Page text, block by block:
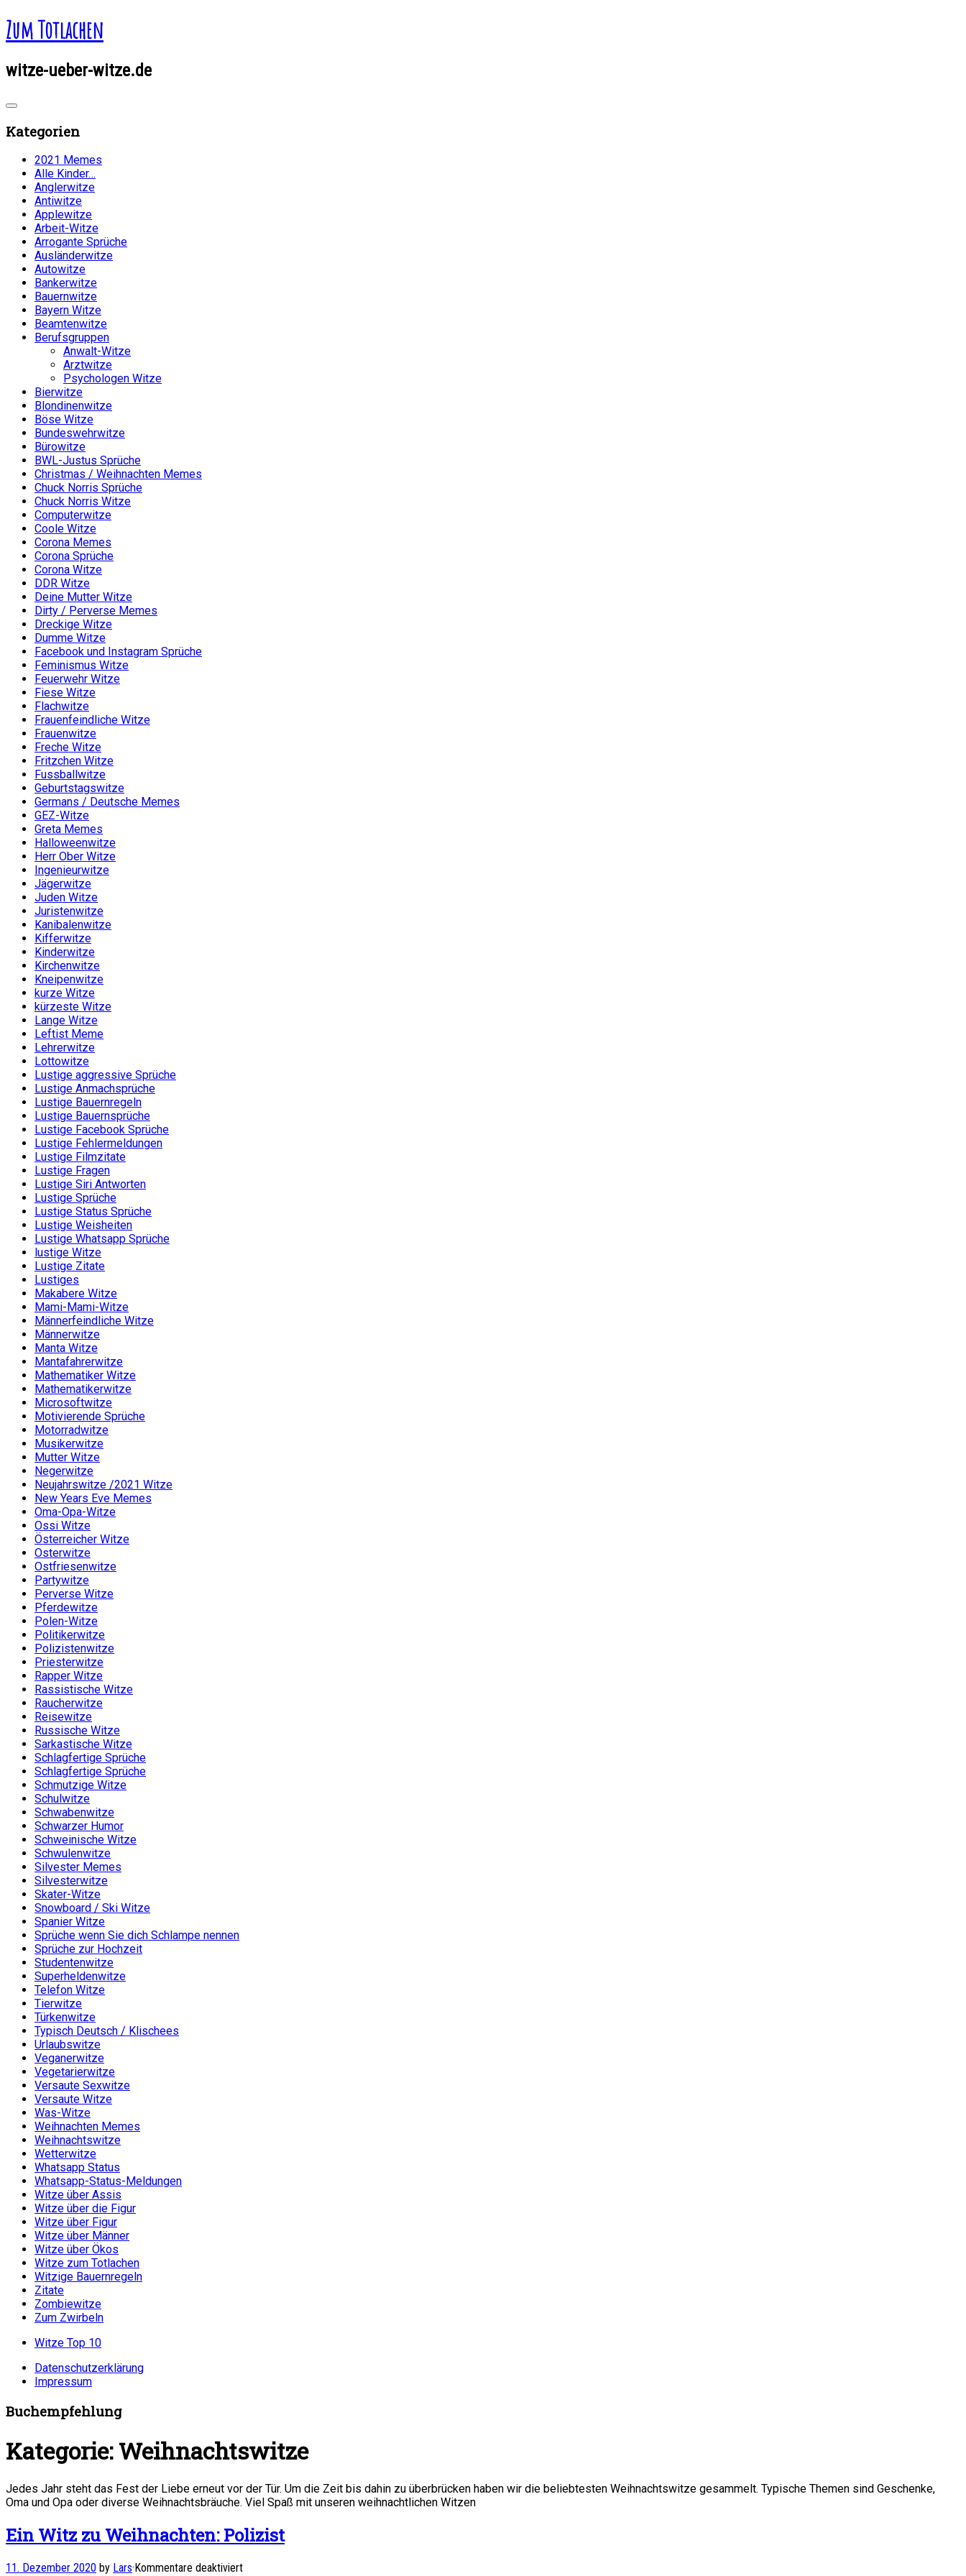
Zum Totlachen
witze-ueber-witze.de
Kategorien
2021 Memes
Alle Kinder…
Anglerwitze
Antiwitze
Applewitze
Arbeit-Witze
Arrogante Sprüche
Ausländerwitze
Autowitze
Bankerwitze
Bauernwitze
Bayern Witze
Beamtenwitze
Berufsgruppen
Anwalt-Witze
Arztwitze
Psychologen Witze
Bierwitze
Blondinenwitze
Böse Witze
Bundeswehrwitze
Bürowitze
BWL-Justus Sprüche
Christmas / Weihnachten Memes
Chuck Norris Sprüche
Chuck Norris Witze
Computerwitze
Coole Witze
Corona Memes
Corona Sprüche
Corona Witze
DDR Witze
Deine Mutter Witze
Dirty / Perverse Memes
Dreckige Witze
Dumme Witze
Facebook und Instagram Sprüche
Feminismus Witze
Feuerwehr Witze
Fiese Witze
Flachwitze
Frauenfeindliche Witze
Frauenwitze
Freche Witze
Fritzchen Witze
Fussballwitze
Geburtstagswitze
Germans / Deutsche Memes
GEZ-Witze
Greta Memes
Halloweenwitze
Herr Ober Witze
Ingenieurwitze
Jägerwitze
Juden Witze
Juristenwitze
Kanibalenwitze
Kifferwitze
Kinderwitze
Kirchenwitze
Kneipenwitze
kurze Witze
kürzeste Witze
Lange Witze
Leftist Meme
Lehrerwitze
Lottowitze
Lustige aggressive Sprüche
Lustige Anmachsprüche
Lustige Bauernregeln
Lustige Bauernsprüche
Lustige Facebook Sprüche
Lustige Fehlermeldungen
Lustige Filmzitate
Lustige Fragen
Lustige Siri Antworten
Lustige Sprüche
Lustige Status Sprüche
Lustige Weisheiten
Lustige Whatsapp Sprüche
lustige Witze
Lustige Zitate
Lustiges
Makabere Witze
Mami-Mami-Witze
Männerfeindliche Witze
Männerwitze
Manta Witze
Mantafahrerwitze
Mathematiker Witze
Mathematikerwitze
Microsoftwitze
Motivierende Sprüche
Motorradwitze
Musikerwitze
Mutter Witze
Negerwitze
Neujahrswitze /2021 Witze
New Years Eve Memes
Oma-Opa-Witze
Ossi Witze
Österreicher Witze
Osterwitze
Ostfriesenwitze
Partywitze
Perverse Witze
Pferdewitze
Polen-Witze
Politikerwitze
Polizistenwitze
Priesterwitze
Rapper Witze
Rassistische Witze
Raucherwitze
Reisewitze
Russische Witze
Sarkastische Witze
Schlagfertige Sprüche
Schlagfertige Sprüche
Schmutzige Witze
Schulwitze
Schwabenwitze
Schwarzer Humor
Schweinische Witze
Schwulenwitze
Silvester Memes
Silvesterwitze
Skater-Witze
Snowboard / Ski Witze
Spanier Witze
Sprüche wenn Sie dich Schlampe nennen
Sprüche zur Hochzeit
Studentenwitze
Superheldenwitze
Telefon Witze
Tierwitze
Türkenwitze
Typisch Deutsch / Klischees
Urlaubswitze
Veganerwitze
Vegetarierwitze
Versaute Sexwitze
Versaute Witze
Was-Witze
Weihnachten Memes
Weihnachtswitze
Wetterwitze
Whatsapp Status
Whatsapp-Status-Meldungen
Witze über Assis
Witze über die Figur
Witze über Figur
Witze über Männer
Witze über Ökos
Witze zum Totlachen
Witzige Bauernregeln
Zitate
Zombiewitze
Zum Zwirbeln
Witze Top 10
Datenschutzerklärung
Impressum
Buchempfehlung
Kategorie:Weihnachtswitze
Jedes Jahr steht das Fest der Liebe erneut vor der Tür. Um die Zeit bis dahin zu überbrücken haben wir die beliebtesten Weihnachtswitze gesammelt. Typische Themen sind Geschenke,
Oma und Opa oder diverse Weihnachtsbräuche. Viel Spaß mit unseren weihnachtlichen Witzen
Ein Witz zu Weihnachten: Polizist
11. Dezember 2020 by Lars·Kommentare deaktiviertfür